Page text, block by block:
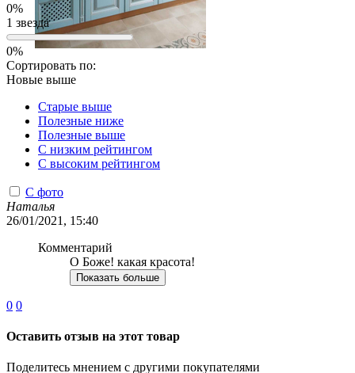
0%
1 звезда
0%
Сортировать по:
Новые выше
Старые выше
Полезные ниже
Полезные выше
С низким рейтингом
C высоким рейтингом
С фото
Наталья
26/01/2021, 15:40
Комментарий
О Боже! какая красота!
Показать больше
0 0
Оставить отзыв на этот товар
Поделитесь мнением с другими покупателями